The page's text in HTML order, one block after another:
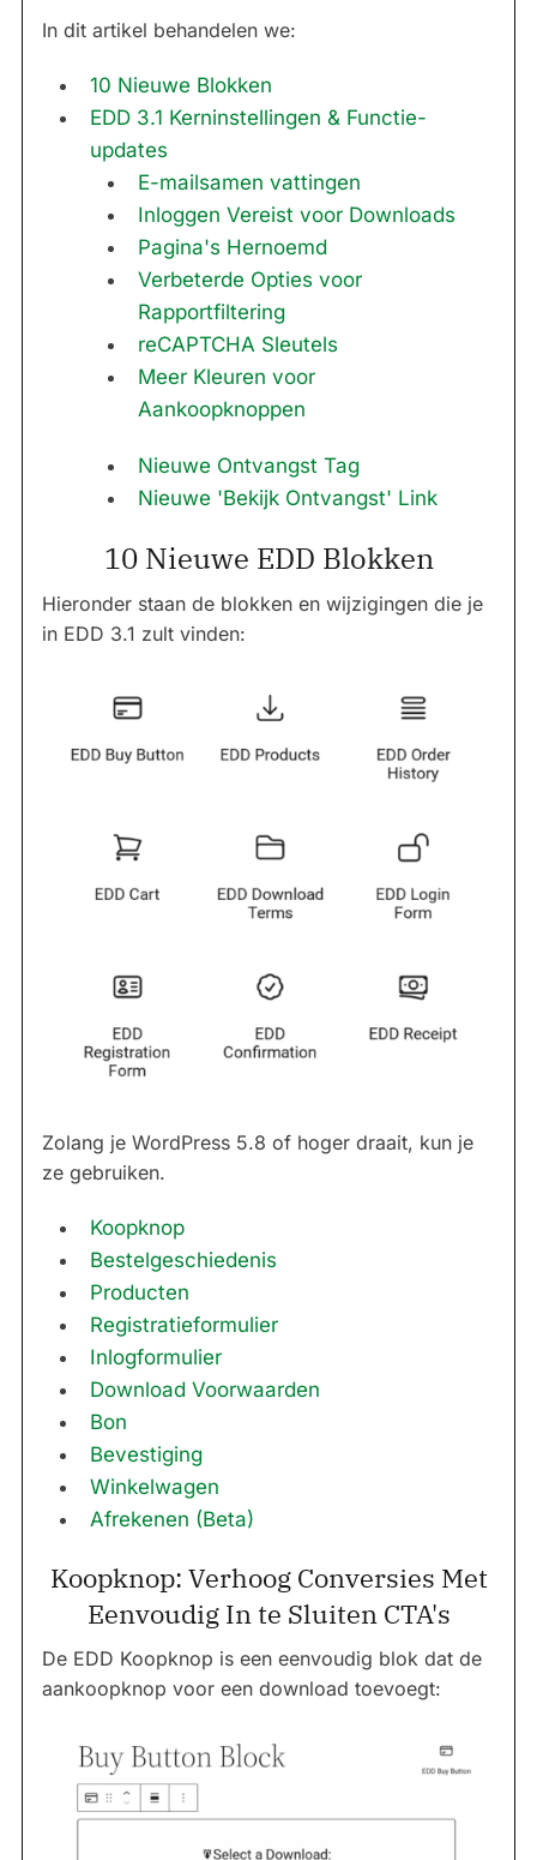
In dit artikel behandelen we:
10 Nieuwe Blokken
EDD 3.1 Kerninstellingen & Functie-
updates
E-mailsamen vattingen
Inloggen Vereist voor Downloads
Pagina's Hernoemd
Verbeterde Opties voor
Rapportfiltering
reCAPTCHA Sleutels
Meer Kleuren voor
Aankoopknoppen
Nieuwe Ontvangst Tag
Nieuwe 'Bekijk Ontvangst' Link
10 Nieuwe EDD Blokken
Hieronder staan de blokken en wijzigingen die je
in EDD 3.1 zult vinden:
Zolang je WordPress 5.8 of hoger draait, kun je
ze gebruiken.
Koopknop
Bestelgeschiedenis
Producten
Registratieformulier
Inlogformulier
Download Voorwaarden
Bon
Bevestiging
Winkelwagen
Afrekenen (Beta)
Koopknop: Verhoog Conversies Met
Eenvoudig In te Sluiten CTA's
De EDD Koopknop is een eenvoudig blok dat de
aankoopknop voor een download toevoegt: